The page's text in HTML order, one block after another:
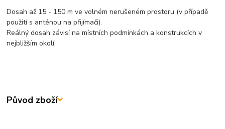
Dosah až 15 - 150 m ve volném nerušeném prostoru (v případě
použití s anténou na přijímači).
Reálný dosah závisí na místních podmínkách a konstrukcích v
nejbližším okolí.
Původ zboží